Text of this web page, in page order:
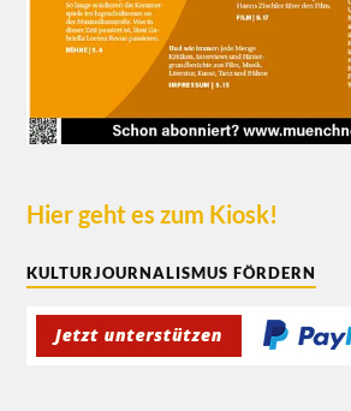
Hier geht es zum Kiosk!
KULTURJOURNALISMUS FÖRDERN